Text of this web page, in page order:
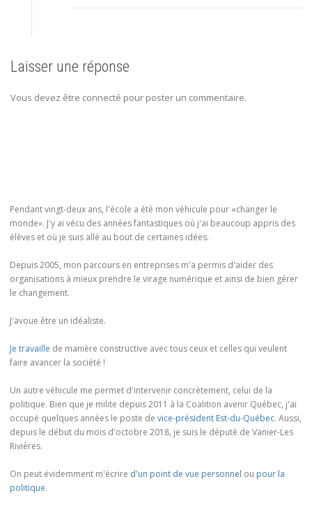
Laisser une réponse
Vous devez être connecté pour poster un commentaire.
Pendant vingt-deux ans, l'école a été mon véhicule pour «changer le
monde». J'y ai vécu des années fantastiques où j'ai beaucoup appris des
élèves et où je suis allé au bout de certaines idées.
Depuis 2005, mon parcours en entreprises m'a permis d'aider des
organisations à mieux prendre le virage numérique et ainsi de bien gérer
le changement.
J'avoue être un idéaliste.
Je travaille de manière constructive avec tous ceux et celles qui veulent
faire avancer la société !
Un autre véhicule me permet d'intervenir concrètement, celui de la
politique. Bien que je milite depuis 2011 à la Coalition avenir Québec, j'ai
occupé quelques années le poste de vice-président Est-du-Québec. Aussi,
depuis le début du mois d'octobre 2018, je suis le député de Vanier-Les
Rivières.
On peut évidemment m'écrire d'un point de vue personnel ou pour la
politique.